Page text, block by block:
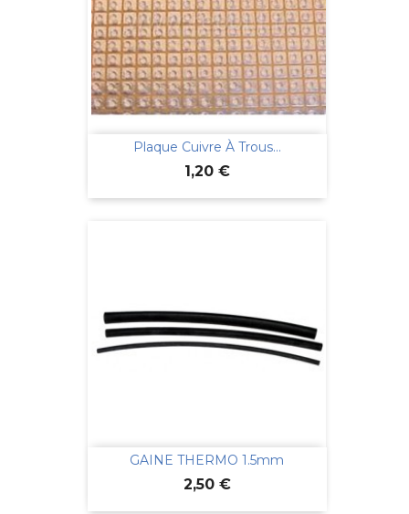
Plaque Cuivre À Trous...
Prix
1,20 €
GAINE THERMO 1.5mm
Prix
2,50 €